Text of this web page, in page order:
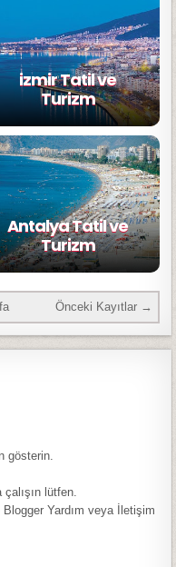
izmir Tatil ve
Turizm
Antalya Tatil ve
Turizm
Önceki Kayıtlar →
gösterin.
lütfen.
Yardım veya İletişim